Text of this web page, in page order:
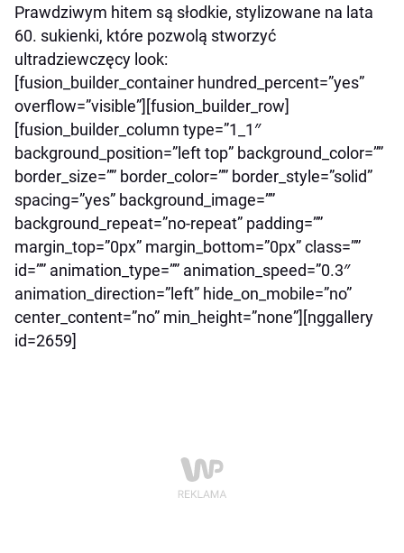
Prawdziwym hitem są słodkie, stylizowane na lata
60. sukienki, które pozwolą stworzyć
ultradziewczęcy look:
[fusion_builder_container hundred_percent=”yes”
overflow=”visible”][fusion_builder_row]
[fusion_builder_column type=”1_1″
background_position=”left top” background_color=””
border_size=”” border_color=”” border_style=”solid”
spacing=”yes” background_image=””
background_repeat=”no-repeat” padding=””
margin_top=”0px” margin_bottom=”0px” class=””
id=”” animation_type=”” animation_speed=”0.3″
animation_direction=”left” hide_on_mobile=”no”
center_content=”no” min_height=”none”][nggallery
id=2659]